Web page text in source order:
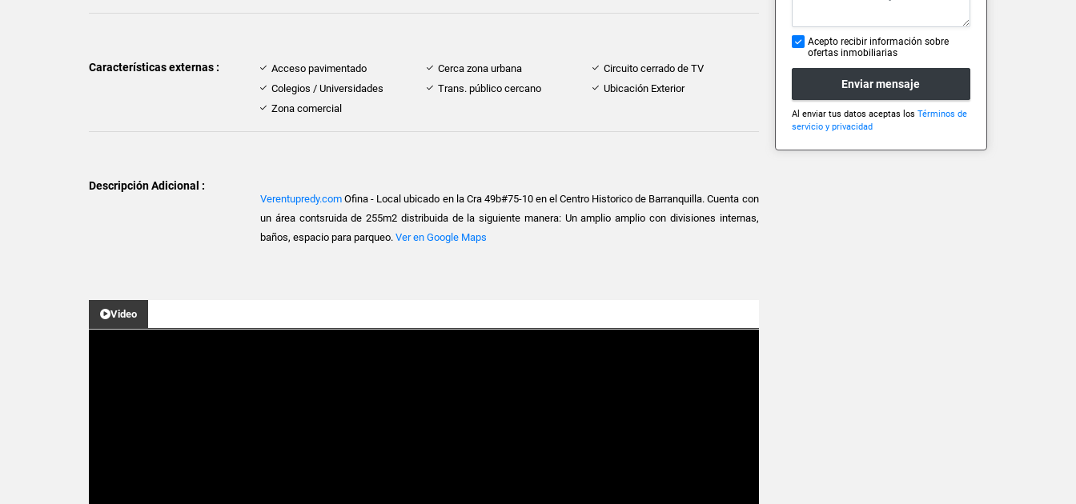
Características externas : Acceso pavimentado Cerca zona urbana
Circuito cerrado de TV
Colegios / Universidades
Trans. público cercano
Ubicación Exterior
Zona comercial
Descripción Adicional :
Verentupredy.com Ofina - Local ubicado en la Cra 49b#75-10 en el Centro Historico de Barranquilla. Cuenta con
un área contsruida de 255m2 distribuida de la siguiente manera: Un amplio amplio con divisiones internas,
baños, espacio para parqueo.Ver en Google Maps
Video
Acepto recibir información sobre
ofertas inmobiliarias
Enviar mensaje
Al enviar tus datos aceptas los Términos de
servicio y privacidad